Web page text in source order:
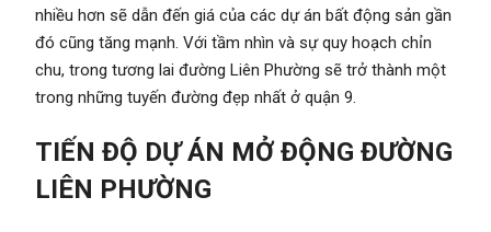
nhiều hơn sẽ dẫn đến giá của các dự án bất động sản gần
đó cũng tăng mạnh. Với tầm nhìn và sự quy hoạch chỉn
chu, trong tương lai đường Liên Phường sẽ trở thành một
trong những tuyến đường đẹp nhất ở quận 9.
TIẾN ĐỘ DỰ ÁN MỞ ĐỘNG ĐƯỜNG
LIÊN PHƯỜNG